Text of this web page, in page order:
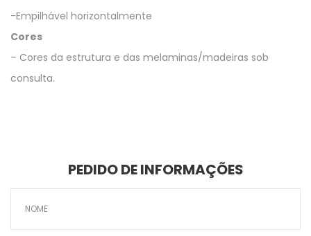
-Empilhável horizontalmente
Cores
– Cores da estrutura e das melaminas/madeiras sob
consulta.
PEDIDO DE INFORMAÇÕES